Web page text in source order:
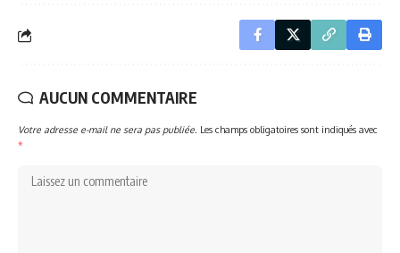
AUCUN COMMENTAIRE
Votre adresse e-mail ne sera pas publiée. Les champs obligatoires sont indiqués avec
*